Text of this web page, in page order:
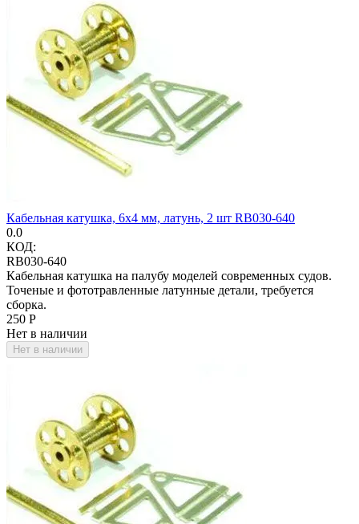
Кабельная катушка, 6х4 мм, латунь, 2 шт RB030-640
0.0
КОД:
RB030-640
Кабельная катушка на палубу моделей современных судов.
Точеные и фототравленные латунные детали, требуется
сборка.
‍250‍ Р
Нет в наличии
Нет в наличии